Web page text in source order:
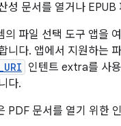
성 문서를 열거나
의 파일 선택 도구 앱을
니다. 앱에서 지원하는
인텐트 extra를 사
다.
PDF 문서를 열기 위한